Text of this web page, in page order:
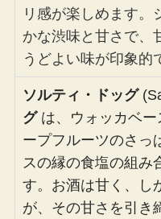
リ感が楽しめます。
かな渋味と甘さで、
うどよい味が印象的
ソルティ・ドッグ
グは、ウォッカベー
ープフルーツのさっ
スの縁の食塩の組み
す。お酒は甘く、し
が、その甘さを引き